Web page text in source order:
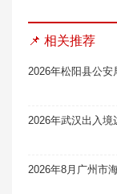
📌 相关推荐